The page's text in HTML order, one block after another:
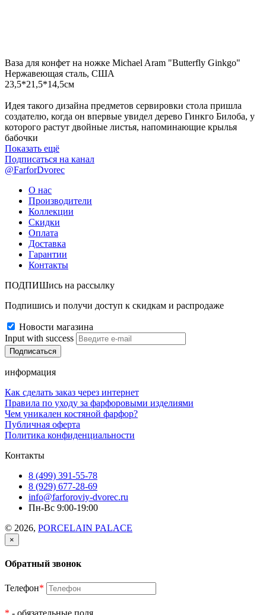
Ваза для конфет на ножке Michael Aram "Butterfly Ginkgo"
Нержавеющая сталь, США
23,5*21,5*14,5см
Идея такого дизайна предметов сервировки стола пришла
создателю, когда он впервые увидел дерево Гинкго Билоба, у
которого растут двойные листья, напоминающие крылья
бабочки
Показать ещё
Подписаться на канал
@FarforDvorec
О нас
Производители
Коллекции
Скидки
Оплата
Доставка
Гарантии
Контакты
ПОДПИШись на рассылку
Подпишись и получи доступ к скидкам и распродаже
Новости магазина
Input with success
информация
Как сделать заказ через интернет
Правила по уходу за фарфоровыми изделиями
Чем уникален костяной фарфор?
Публичная оферта
Политика конфиденциальности
Контакты
8 (499) 391-55-78
8 (929) 677-28-69
info@farforoviy-dvorec.ru
Пн-Вс 9:00-19:00
© 2026, PORCELAIN PALACE
×
Обратный звонок
Телефон*
* - обязательные поля